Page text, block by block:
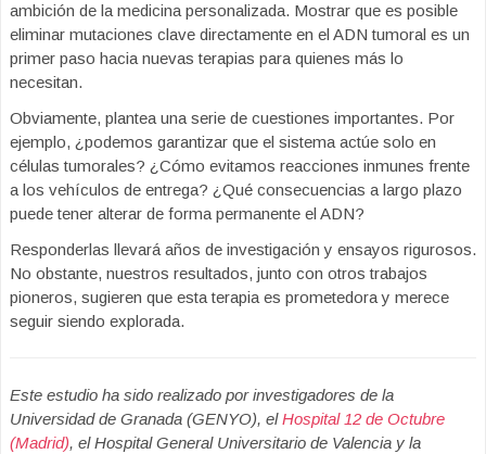
ambición de la medicina personalizada. Mostrar que es posible
eliminar mutaciones clave directamente en el ADN tumoral es un
primer paso hacia nuevas terapias para quienes más lo
necesitan.
Obviamente, plantea una serie de cuestiones importantes. Por
ejemplo, ¿podemos garantizar que el sistema actúe solo en
células tumorales? ¿Cómo evitamos reacciones inmunes frente
a los vehículos de entrega? ¿Qué consecuencias a largo plazo
puede tener alterar de forma permanente el ADN?
Responderlas llevará años de investigación y ensayos rigurosos.
No obstante, nuestros resultados, junto con otros trabajos
pioneros, sugieren que esta terapia es prometedora y merece
seguir siendo explorada.
Este estudio ha sido realizado por investigadores de la
Universidad de Granada (GENYO), elHospital 12 de Octubre
(Madrid), el Hospital General Universitario de Valencia y la